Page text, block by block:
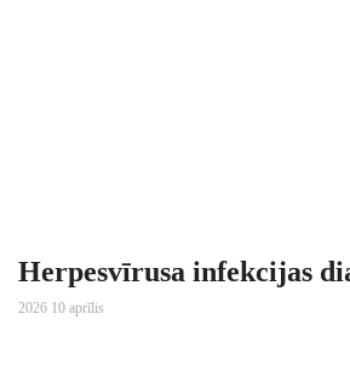
Herpesvīrusa infekcijas
2026 10 aprīlis